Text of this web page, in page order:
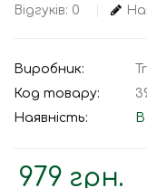
Відгуків: 0
Виробник:
Код товару:
Наявність:
979 грн.